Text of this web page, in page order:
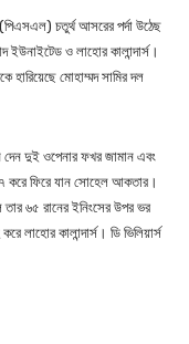
চতুর্থ আসরের পর্দা উঠেছ
ইউনাইটেড ও লাহোর কালান্দার্স।
হারিয়েছে মোহাম্মদ সামির দল
দেন দুই ওপেনার ফখর জামান এবং
করে ফিরে যান সোহেল আকতার।
৬৫ রানের ইনিংসের উপর ভর
লাহোর কালান্দার্স। ডি ভিলিয়ার্স